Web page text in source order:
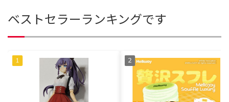
ベストセラーランキングです